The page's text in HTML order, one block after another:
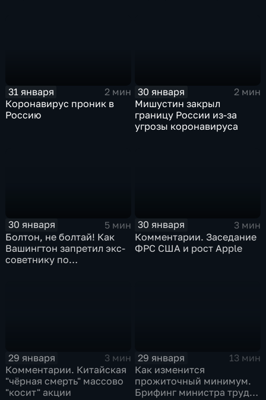
31 января
2 мин
Коронавирус проник в
Россию
30 января
2 мин
Мишустин закрыл
границу России из-за
угрозы коронавируса
30 января
5 мин
Болтон, не болтай! Как
Вашингтон запретил экс-
советнику по
30 января
3 мин
Комментарии. Заседание
ФРС США и рост Apple
29 января
3 мин
Комментарии. Китайская
"чёрная смерть" массово
"косит" акции
29 января
13 мин
Как изменится
прожиточный минимум.
Брифинг министра труда